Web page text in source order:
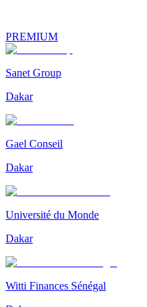
PREMIUM
Sanet Group
Dakar
Gael Conseil
Dakar
Université du Monde
Dakar
Witti Finances Sénégal